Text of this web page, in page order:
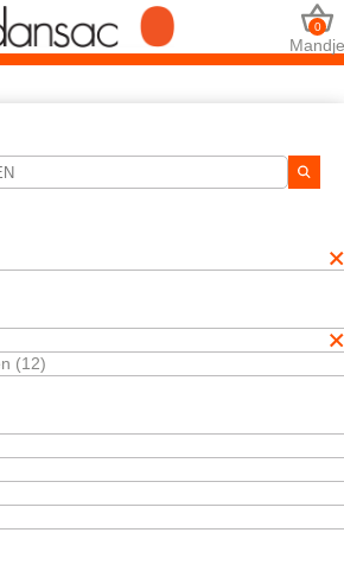
Mandje
0
(12)
met4resultaten